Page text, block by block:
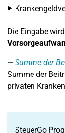
Die Eingabe
Summe der
Summe der
privaten
SteuerGo